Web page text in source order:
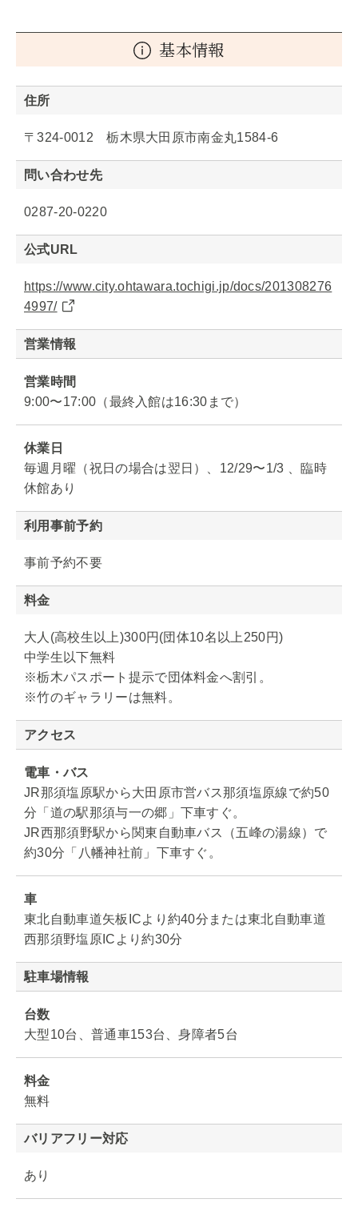
基本情報
住所
〒324-0012 栃木県大田原市南金丸1584-6
問い合わせ先
0287-20-0220
公式URL
https://www.city.ohtawara.tochigi.jp/docs/201308276
4997/
営業情報
営業時間
9:00〜17:00（最終入館は16:30まで）
休業日
毎週月曜（祝日の場合は翌日）、12/29〜1/3 、臨時
休館あり
利用事前予約
事前予約不要
料金
大人(高校生以上)300円(団体10名以上250円)
中学生以下無料
※栃木パスポート提示で団体料金へ割引。
※竹のギャラリーは無料。
アクセス
電車・バス
JR那須塩原駅から大田原市営バス那須塩原線で約50
分「道の駅那須与一の郷」下車すぐ。
JR西那須野駅から関東自動車バス（五峰の湯線）で
約30分「八幡神社前」下車すぐ。
車
東北自動車道矢板ICより約40分または東北自動車道
西那須野塩原ICより約30分
駐車場情報
台数
大型10台、普通車153台、身障者5台
料金
無料
バリアフリー対応
あり